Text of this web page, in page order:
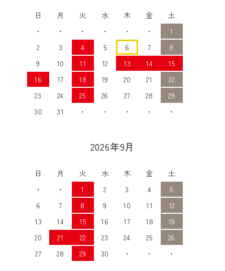
日 月 火 水 木 金
土
・
・ ・ ・ ・ ・
1
2
3 4 5 6 7
8
9
10 11 12 13 14
15
16
17 18 19 20 21
22
23
24 25 26 27 28
29
30
31 ・ ・ ・ ・ ・
2026年9月
日 月 火 水 木 金
土
・
・ 1 2 3 4
5
6
7 8 9 10 11
12
13
14 15 16 17 18
19
20
21 22 23 24 25
26
27
28 29 30 ・ ・ ・